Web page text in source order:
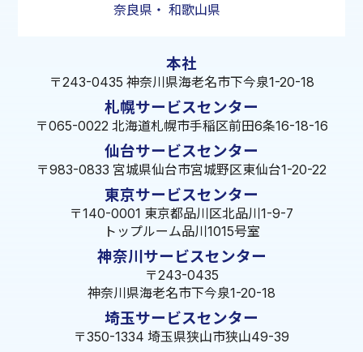
奈良県 ・ 和歌山県
本社
〒243-0435 神奈川県海老名市下今泉1-20-18
札幌サービスセンター
〒065-0022 北海道札幌市手稲区前田6条16-18-16
仙台サービスセンター
〒983-0833 宮城県仙台市宮城野区東仙台1-20-22
東京サービスセンター
〒140-0001 東京都品川区北品川1-9-7
トップルーム品川1015号室
神奈川サービスセンター
〒243-0435
神奈川県海老名市下今泉1-20-18
埼玉サービスセンター
〒350-1334 埼玉県狭山市狭山49-39